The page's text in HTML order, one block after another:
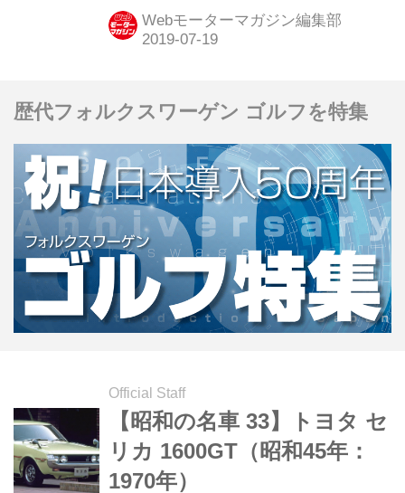
紹介していこう。ここでは1970年発売
の三菱 ギャランGTO MRを解説。
Webモーターマガジン編集部
歴代フォルクスワーゲン ゴルフを特集
Official Staff
【昭和の名車 33】トヨタ セ
リカ 1600GT（昭和45年：
1970年）